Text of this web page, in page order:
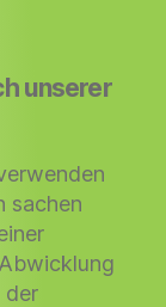
unserer
sachen
der